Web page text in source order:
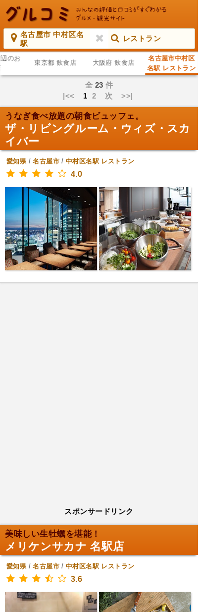
名古屋市 中村区名
駅
レストラン
のお
東京都 飲食店 大阪府 飲食店
名古屋市中村区
名駅 レストラン
全 23 件
|<< 1 2 次 >>|
うなぎ食べ放題の朝食ビュッフェ。
ザ・リビングルーム・ウィズ・スカ
イバー
愛知県/名古屋市/中村区名駅 レストラン
4.0
スポンサードリンク
美味しい生牡蠣を堪能！
メリケンサカナ 名駅店
愛知県/名古屋市/中村区名駅 レストラン
3.6